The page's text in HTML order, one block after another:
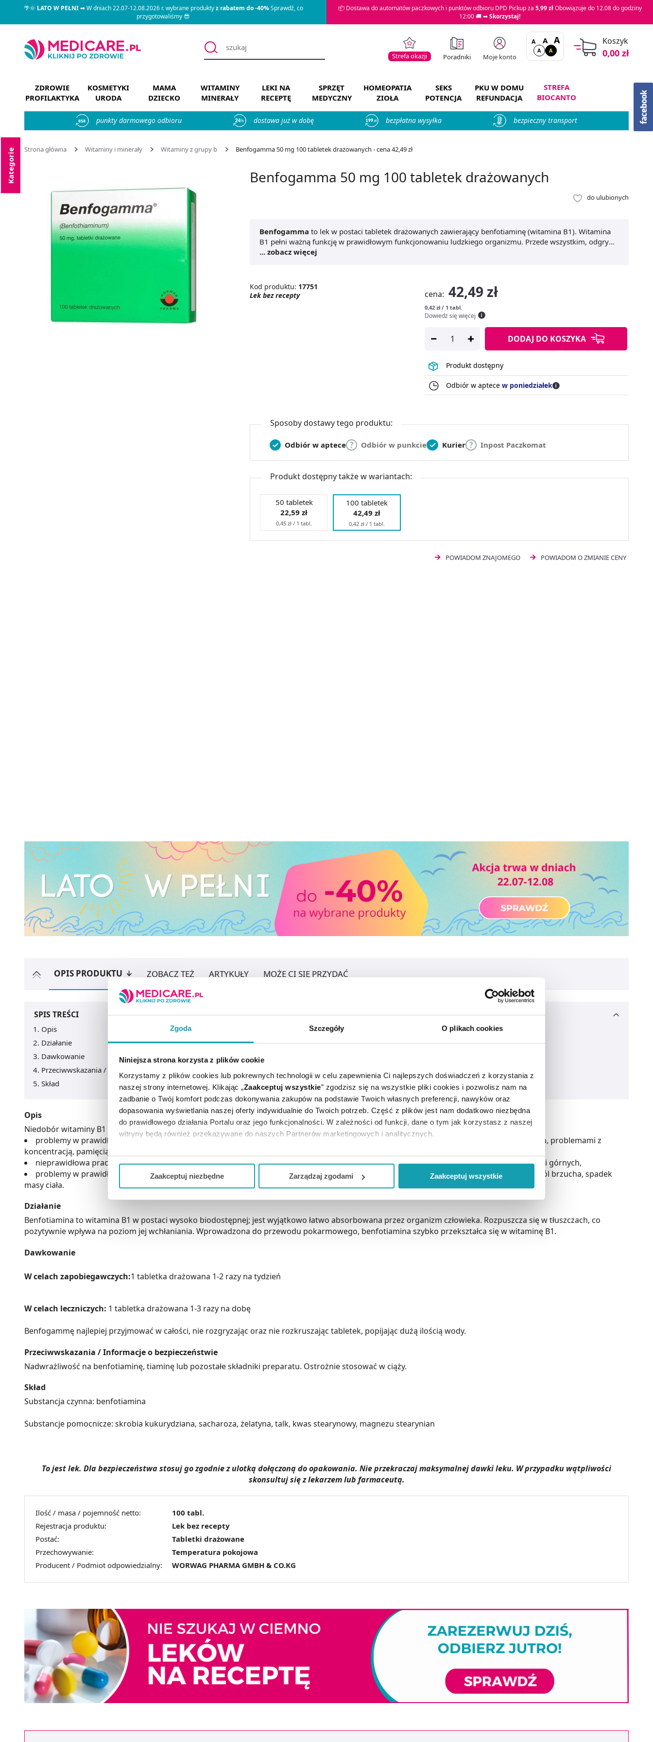
Zgoda Szczegóły O plikach cookies
Niniejsza strona korzysta z plików cookie
Korzystamy z plików cookies lub pokrewnych technologii w celu zapewnienia Ci najlepszych doświadczeń z korzystania z
naszej strony internetowej. Klikając „Zaakceptuj wszystkie” zgodzisz się na wszystkie pliki cookies i pozwolisz nam na
zadbanie o Twój komfort podczas dokonywania zakupów na podstawie Twoich własnych preferencji, nawyków oraz
dopasowania wyświetlania naszej oferty indywidualnie do Twoich potrzeb. Część z plików jest nam dodatkowo niezbędna
do prawidłowego działania Portalu oraz jego funkcjonalności. W zależności od funkcji, dane o tym jak korzystasz z naszej
witryny będą również przekazywane do naszych Partnerów marketingowych i analitycznych.
Jeżeli chcesz dostosować swoją zgodę i wybrać tylko niektóre dodatkowe funkcje, z którymi wiąże się zbieranie danych o
wszystkich funkcjonalności Strony.
Zaakceptuj niezbędne Zarządzaj zgodami Zaakceptuj wszystkie
🌴🌞LATO W PEŁNI➡ W dniach 22.07-12.08.2026 r. wybrane produktyz rabatem do -40%Sprawdź, co
przygotowaliśmy 😎
📦 Dostawa do automatów paczkowych i punktów odbioru DPD Pickup za 5,99 złObowiązuje do 12.08 do godziny
12:00 🚚 ➡Skorzystaj!
Strefa okazji Poradniki Moje konto
A A A
A A
Koszyk
0,00 zł
ZDROWIE
PROFILAKTYKA
KOSMETYKI
URODA
MAMA
DZIECKO
WITAMINY
MINERAŁY
LEKI NA
RECEPTĘ
SPRZĘT
MEDYCZNY
HOMEOPATIA
ZIOŁA
SEKS
POTENCJA
PKU W DOMU
REFUNDACJA
STREFA
BIOCANTO
858 punkty darmowego odbioru dostawa już w dobę bezpłatna wysyłka bezpieczny transport
Strona główna Witaminy i minerały Witaminy z grupy b Benfogamma 50 mg 100 tabletek drażowanych - cena 42,49 zł
Kategorie Benfogamma 50 mg 100 tabletek drażowanych
do ulubionych
Benfogamma to lek w postaci tabletek drażowanych zawierający benfotiaminę (witamina B1). Witamina
B1 pełni ważną funkcję w prawidłowym funkcjonowaniu ludzkiego organizmu. Przede wszystkim, odgrywa
ważną rolę w procesie oddychania tkanek, w tym w przemianie węglowodanów. Jest także jedną ze
... zobacz więcej
Kod produktu: 17751
Lek bez recepty
cena: 42,49 zł
0,42 zł / 1 tabl.
Dowiedz się więcej
DODAJ DO KOSZYKA
Produkt dostępny
Odbiór w aptece w poniedziałek
Sposoby dostawy tego produktu:
Odbiór w aptece Odbiór w punkcie Kurier Inpost Paczkomat
Produkt dostępny także w wariantach:
50 tabletek
22,59 zł
0,45 zł / 1 tabl.
100 tabletek
42,49 zł
0,42 zł / 1 tabl.
POWIADOM ZNAJOMEGO POWIADOM O ZMIANIE CENY
OPIS PRODUKTU ZOBACZ TEŻ ARTYKUŁY MOŻE CI SIĘ PRZYDAĆ
SPIS TREŚCI
Opis
Działanie
Dawkowanie
Przeciwwskazania / Informacje o bezpieczeństwie
Skład
Opis
Niedobór witaminy B1 może wywołać szereg zaburzeń w obrębie ludzkiego organizmu. Do najbardziej znaczących należą:
problemy w prawidłowym funkcjonowaniu centralnego układu nerwowego, objawiające się uczuciem osłabienia, zmęczeniem, oczopląsem, problemami z
koncentracją, pamięcią oraz depresją,
nieprawidłowa praca układu krążenia, w tym przyspieszona akcja serca, powiększenie jego rozmiarów, obrzęk w obrębie kończyn dolnych i górnych,
problemy w prawidłowym funkcjonowaniu przewodu pokarmowego, między innymi zaburzenia łaknienia, nudności, biegunka, wymioty, ból brzucha, spadek
masy ciała.
Działanie
Benfotiamina to witamina B1 w postaci wysoko biodostępnej; jest wyjątkowo łatwo absorbowana przez organizm człowieka. Rozpuszcza się w tłuszczach, co
pozytywnie wpływa na poziom jej wchłaniania. Wprowadzona do przewodu pokarmowego, benfotiamina szybko przekształca się w witaminę B1.
Dawkowanie
W celach zapobiegawczych:1 tabletka drażowana 1-2 razy na tydzień
W celach leczniczych: 1 tabletka drażowana 1-3 razy na dobę
Benfogammę najlepiej przyjmować w całości, nie rozgryzając oraz nie rozkruszając tabletek, popijając dużą ilością wody.
Przeciwwskazania / Informacje o bezpieczeństwie
Nadwrażliwość na benfotiaminę, tiaminę lub pozostałe składniki preparatu. Ostrożnie stosować w ciąży.
Skład
Substancja czynna: benfotiamina
Substancje pomocnicze: skrobia kukurydziana, sacharoza, żelatyna, talk, kwas stearynowy, magnezu stearynian
To jest lek. Dla bezpieczeństwa stosuj go zgodnie z ulotką dołączoną do opakowania. Nie przekraczaj maksymalnej dawki leku. W przypadku wątpliwości
skonsultuj się z lekarzem lub farmaceutą.
Ilość / masa / pojemność netto:
100 tabl.
Rejestracja produktu:
Lek bez recepty
Postać:
Tabletki drażowane
Przechowywanie:
Temperatura pokojowa
Producent / Podmiot odpowiedzialny:
WORWAG PHARMA GMBH & CO.KG